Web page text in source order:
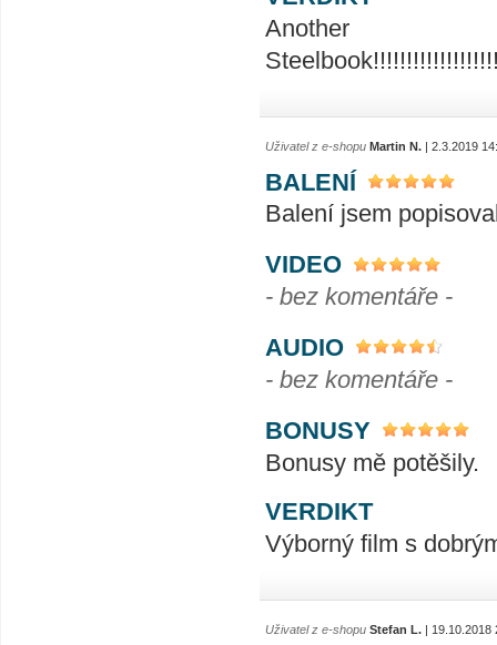
Uživatel z e-shopu Martin N. | 2.3.2019
BALENÍ
Balení jsem
VIDEO
- bez komentáře -
AUDIO
- bez komentáře -
BONUSY
Bonusy mě potěšily.
VERDIKT
Výborný film s
Uživatel z e-shopu Stefan L. | 19.10.2018